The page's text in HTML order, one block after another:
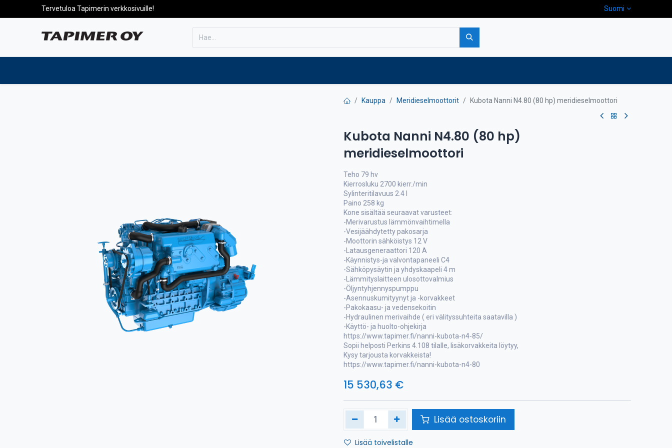
Tervetuloa Tapimerin verkkosivuille! Suomi
Kauppa Meridieselmoottorit Kubota Nanni N4.80 (80 hp) meridieselmoottori
Kubota Nanni N4.80 (80 hp)
meridieselmoottori
Teho 79 hv
Kierrosluku 2700 kierr./min
Sylinteritilavuus 2.4 l
Paino 258 kg
Kone sisältää seuraavat varusteet:
-Merivarustus lämmönvaihtimella
-Vesijäähdytetty pakosarja
-Moottorin sähköistys 12 V
-Latausgeneraattori 120 A
-Käynnistys-ja valvontapaneeli C4
-Sähköpysäytin ja yhdyskaapeli 4 m
-Lämmityslaitteen ulosottovalmius
-Öljyntyhjennyspumppu
-Asennuskumityynyt ja -korvakkeet
-Pakokaasu- ja vedensekoitin
-Hydraulinen merivaihde ( eri välityssuhteita saatavilla )
-Käyttö- ja huolto-ohjekirja
https://www.tapimer.fi/nanni-kubota-n4-85/
Sopii helposti Perkins 4.108 tilalle, lisäkorvakkeita löytyy,
Kysy tarjousta korvakkeista!
https://www.tapimer.fi/nanni-kubota-n4-80
15 530,63 €
Lisää ostoskoriin
Lisää toivelistalle